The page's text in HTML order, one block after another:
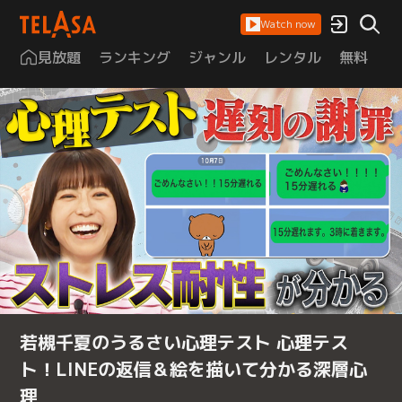
Watch now
見放題 ランキング ジャンル レンタル 無料
若槻千夏のうるさい心理テスト 心理テス
ト！LINEの返信＆絵を描いて分かる深層心
理